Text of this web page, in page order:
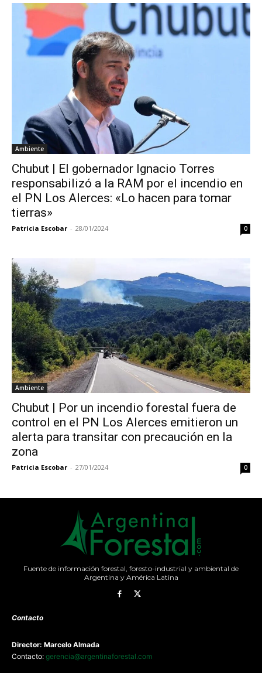
Ambiente
Chubut | El gobernador Ignacio Torres
responsabilizó a la RAM por el incendio en
el PN Los Alerces: «Lo hacen para tomar
tierras»
Patricia Escobar - 28/01/2024 0
Ambiente
Chubut | Por un incendio forestal fuera de
control en el PN Los Alerces emitieron un
alerta para transitar con precaución en la
zona
Patricia Escobar - 27/01/2024 0
Fuente de información forestal, foresto-industrial y ambiental de
Argentina y América Latina
Contacto
Director: Marcelo Almada
Contacto: gerencia@argentinaforestal.com